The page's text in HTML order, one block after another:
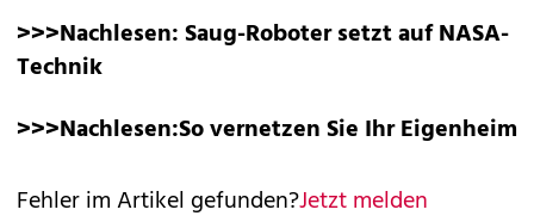
>>>Nachlesen:Saug-Roboter setzt auf NASA-
Technik
>>>Nachlesen:So vernetzen Sie Ihr Eigenheim
Fehler im Artikel gefunden?Jetzt melden